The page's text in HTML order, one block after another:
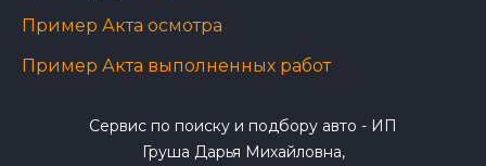
Пример Акта осмотра
Пример Акта выполненных работ
Сервис по поиску и подбору авто - ИП
Груша Дарья Михайловна,